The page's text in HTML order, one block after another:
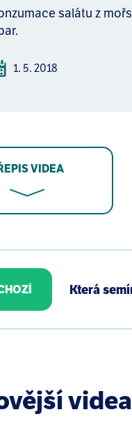
salátu z
1. 5. 2018
VIDEA
Y, Sasaki S,
Dietary intake of
from the Osaka
Y, Tanaka K,
immune
Která
videa